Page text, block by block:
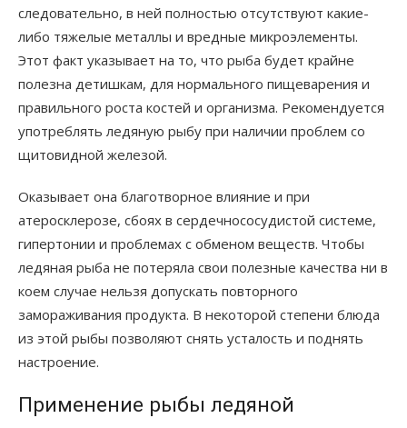
следовательно, в ней полностью отсутствуют какие-
либо тяжелые металлы и вредные микроэлементы.
Этот факт указывает на то, что рыба будет крайне
полезна детишкам, для нормального пищеварения и
правильного роста костей и организма. Рекомендуется
употреблять ледяную рыбу при наличии проблем со
щитовидной железой.
Оказывает она благотворное влияние и при
атеросклерозе, сбоях в сердечнососудистой системе,
гипертонии и проблемах с обменом веществ. Чтобы
ледяная рыба не потеряла свои полезные качества ни в
коем случае нельзя допускать повторного
замораживания продукта. В некоторой степени блюда
из этой рыбы позволяют снять усталость и поднять
настроение.
Применение рыбы ледяной